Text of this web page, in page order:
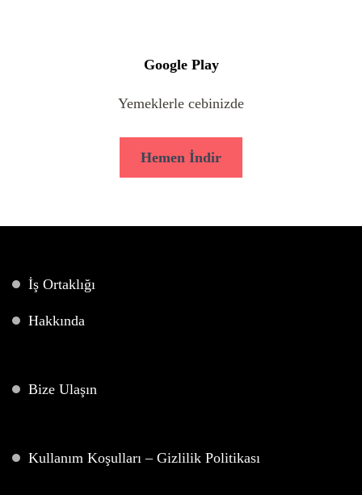
Google Play
Yemeklerle cebinizde
Hemen İndir
İş Ortaklığı
Hakkında
Bize Ulaşın
Kullanım Koşulları – Gizlilik Politikası